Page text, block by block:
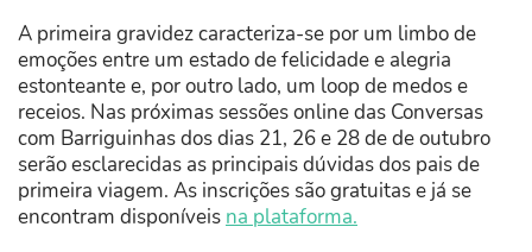
A primeira gravidez caracteriza-se por um limbo de
emoções entre um estado de felicidade e alegria
estonteante e, por outro lado, um loop de medos e
receios. Nas próximas sessões online das Conversas
com Barriguinhas dos dias 21, 26 e 28 de de outubro
serão esclarecidas as principais dúvidas dos pais de
primeira viagem. As inscrições são gratuitas e já se
encontram disponíveis na plataforma.